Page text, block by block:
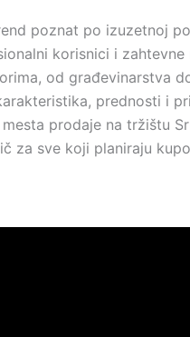
poznat po izuzetnoj
korisnici i zahtevne
od građevinarstva
prednosti i
prodaje na tržištu
za sve koji planiraju